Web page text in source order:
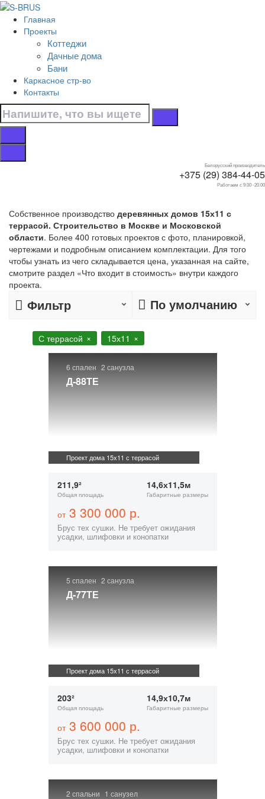
Перейти к контенту
Главная
Проекты
Коттеджи
Дачные дома
Бани
Каркасное стр-во
Контакты
Белорусский производитель
+375 (29) 384-44-05
Работаем с 9.00 -20.00
Главная
С террасой
15х11
Дома 15х11 с
террасой
Собственное производство деревянных домов 15х11 с
террасой. Строительство в Москве и Московской
области. Более 400 готовых проектов с фото, планировкой,
чертежами и подробным описанием комплектации. Для того
чтобы узнать из чего складывается цена, указанная на сайте,
смотрите раздел «Что входит в стоимость» внутри каждого
проекта.
Фильтр По умолчанию
С террасой 15х11
6 спален 2 санузла
Д-88ТЕ
Проект дома 15х11 с террасой
211,9²
Общая площадь
14,6х11,5м
Габаритные размеры
от3 300 000 р.
Брус тех сушки. Не требует ожидания
усадки, шлифовки и конопатки
5 спален 2 санузла
Д-77ТЕ
Проект дома 15х11 с террасой
203²
Общая площадь
14,9х10,7м
Габаритные размеры
от3 600 000 р.
Брус тех сушки. Не требует ожидания
усадки, шлифовки и конопатки
2 спальни 1 санузел